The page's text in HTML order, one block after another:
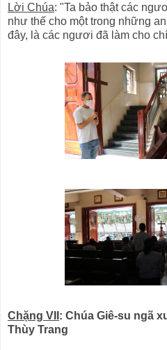
Lời Chúa: "Ta bảo thật các
như thế cho một trong những
đây, là các ngươi đã làm cho
Chặng VII : Chúa Giê-su ngã
Thùy Trang